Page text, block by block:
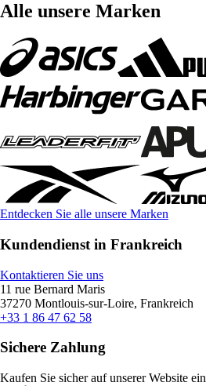
Alle unsere Marken
Entdecken Sie alle unsere Marken
Kundendienst in Frankreich
Kontaktieren Sie uns
11 rue Bernard Maris
37270 Montlouis-sur-Loire, Frankreich
+33 1 86 47 62 58
Sichere Zahlung
Kaufen Sie sicher auf unserer Website ein